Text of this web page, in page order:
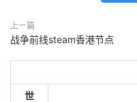
上一篇
战争前线steam香港节点
世